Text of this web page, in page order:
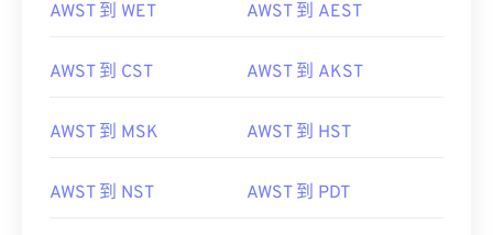
AWST 到 WET AWST 到 AEST
AWST 到 CST AWST 到 AKST
AWST 到 MSK AWST 到 HST
AWST 到 NST AWST 到 PDT